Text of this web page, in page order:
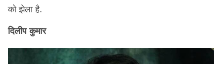
को झेला है.
दिलीप कुमार